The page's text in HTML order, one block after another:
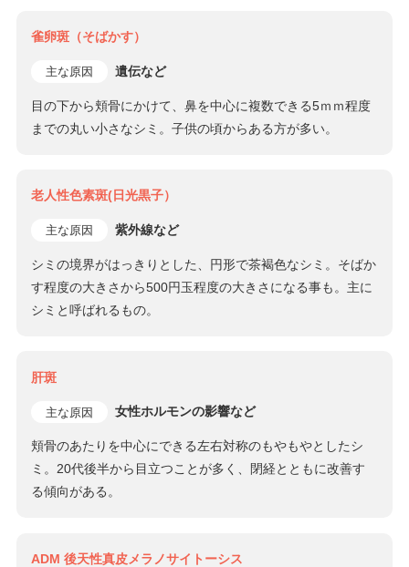
雀卵斑（そばかす）
主な原因 遺伝など
目の下から頬骨にかけて、鼻を中心に複数できる5ｍｍ程度
までの丸い小さなシミ。子供の頃からある方が多い。
老人性色素斑(日光黒子）
主な原因 紫外線など
シミの境界がはっきりとした、円形で茶褐色なシミ。そばか
す程度の大きさから500円玉程度の大きさになる事も。主に
シミと呼ばれるもの。
肝斑
主な原因 女性ホルモンの影響など
頬骨のあたりを中心にできる左右対称のもやもやとしたシ
ミ。20代後半から目立つことが多く、閉経とともに改善す
る傾向がある。
ADM 後天性真皮メラノサイトーシス